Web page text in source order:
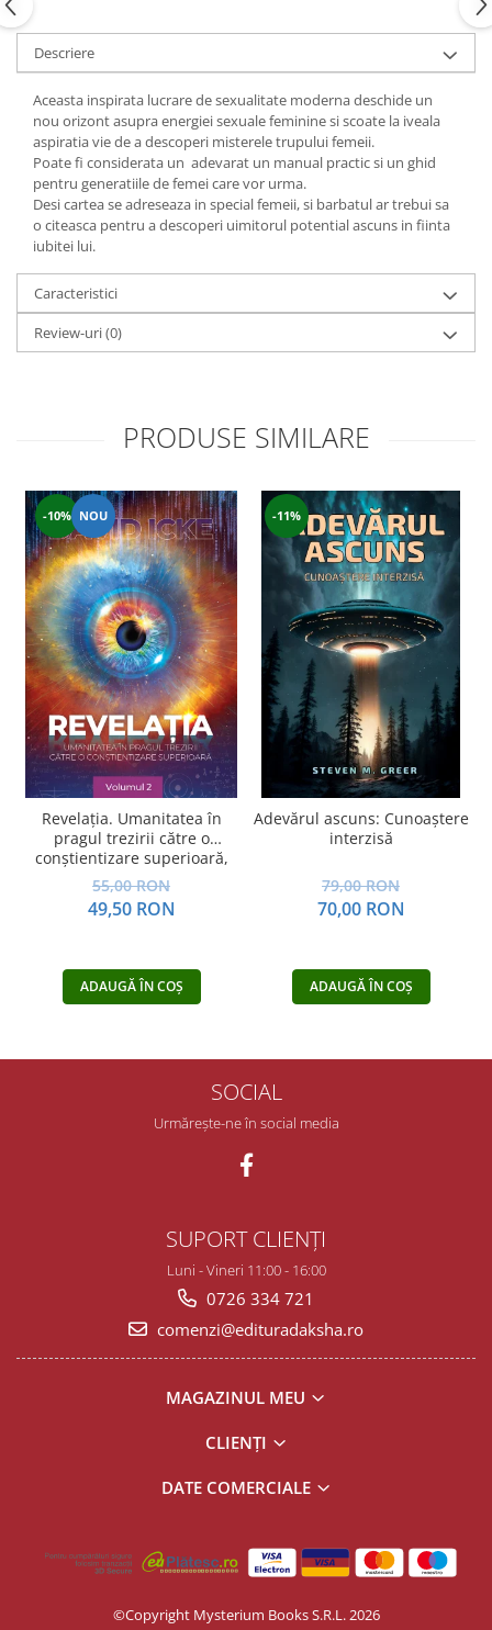
Vindecare spirituală
Viaţa de după moarte
Cristale
Supă de pui pentru suflet
Yoga
Oracol
Spiritualitate şi ştiinţă
Cunoaștere
Descriere
Aceasta inspirata lucrare de sexualitate moderna deschide un
nou orizont asupra energiei sexuale feminine si scoate la iveala
aspiratia vie de a descoperi misterele trupului femeii.
Poate fi considerata un adevarat un manual practic si un ghid
pentru generatiile de femei care vor urma.
Desi cartea se adreseaza in special femeii, si barbatul ar trebui sa
o citeasca pentru a descoperi uimitorul potential ascuns in fiinta
iubitei lui.
Caracteristici
Review-uri(0)
PRODUSE SIMILARE
-10% NOU
Revelația. Umanitatea în
pragul trezirii către o
conştientizare superioară,
volumul 2
55,00 RON
49,50 RON
ADAUGĂ ÎN COȘ
-11%
Adevărul ascuns: Cunoaștere
interzisă
79,00 RON
70,00 RON
ADAUGĂ ÎN COȘ
SOCIAL
Urmărește-ne în social media
SUPORT CLIENȚI
Luni - Vineri 11:00 - 16:00
0726 334 721
comenzi@edituradaksha.ro
MAGAZINUL MEU
CLIENȚI
DATE COMERCIALE
©Copyright Mysterium Books S.R.L. 2026